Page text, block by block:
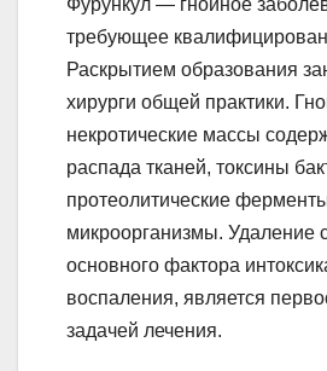
Фурункул — гнойное
требующее
Раскрытием образования
хирурги общей практики.
некротические массы
распада тканей, токсины
протеолитические
микроорганизмы. Удаление
основного фактора
воспаления, является
задачей лечения.